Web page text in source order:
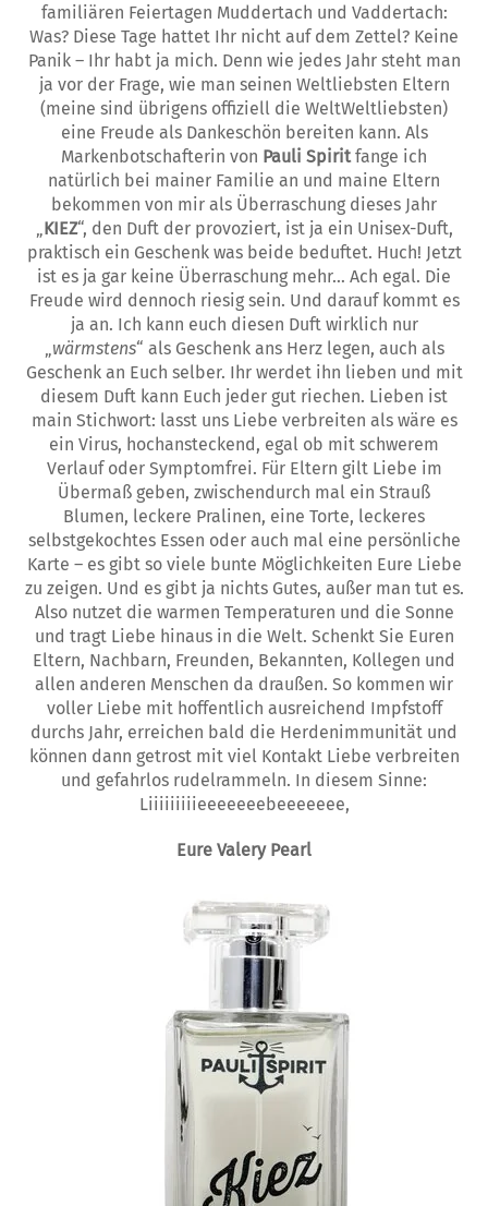
familiären Feiertagen Muddertach und Vaddertach:
Was? Diese Tage hattet Ihr nicht auf dem Zettel? Keine
Panik – Ihr habt ja mich. Denn wie jedes Jahr steht man
ja vor der Frage, wie man seinen Weltliebsten Eltern
(meine sind übrigens offiziell die WeltWeltliebsten)
eine Freude als Dankeschön bereiten kann. Als
Markenbotschafterin von Pauli Spiritfange ich
natürlich bei mainer Familie an und maine Eltern
bekommen von mir als Überraschung dieses Jahr
KIEZ“, den Duft der provoziert, ist ja ein Unisex-Duft,
praktisch ein Geschenk was beide beduftet. Huch! Jetzt
ist es ja gar keine Überraschung mehr… Ach egal. Die
Freude wird dennoch riesig sein. Und darauf kommt es
ja an. Ich kann euch diesen Duft wirklich nur
wärmstens“ als Geschenk ans Herz legen, auch als
Geschenk an Euch selber. Ihr werdet ihn lieben und mit
diesem Duft kann Euch jeder gut riechen. Lieben ist
main Stichwort: lasst uns Liebe verbreiten als wäre es
ein Virus, hochansteckend, egal ob mit schwerem
Verlauf oder Symptomfrei. Für Eltern gilt Liebe im
Übermaß geben, zwischendurch mal ein Strauß
Blumen, leckere Pralinen, eine Torte, leckeres
selbstgekochtes Essen oder auch mal eine persönliche
Karte – es gibt so viele bunte Möglichkeiten Eure Liebe
zu zeigen. Und es gibt ja nichts Gutes, außer man tut es.
Also nutzet die warmen Temperaturen und die Sonne
und tragt Liebe hinaus in die Welt. Schenkt Sie Euren
Eltern, Nachbarn, Freunden, Bekannten, Kollegen und
allen anderen Menschen da draußen. So kommen wir
voller Liebe mit hoffentlich ausreichend Impfstoff
durchs Jahr, erreichen bald die Herdenimmunität und
können dann getrost mit viel Kontakt Liebe verbreiten
und gefahrlos rudelrammeln. In diesem Sinne:
Liiiiiiiiieeeeeeebeeeeeee,
Eure Valery Pearl